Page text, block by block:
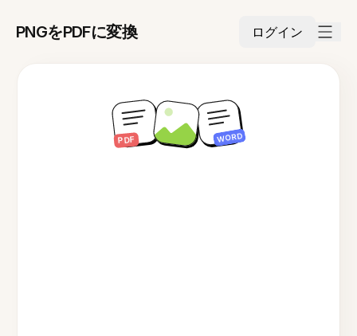
PNGをPDFに変換 ログイン